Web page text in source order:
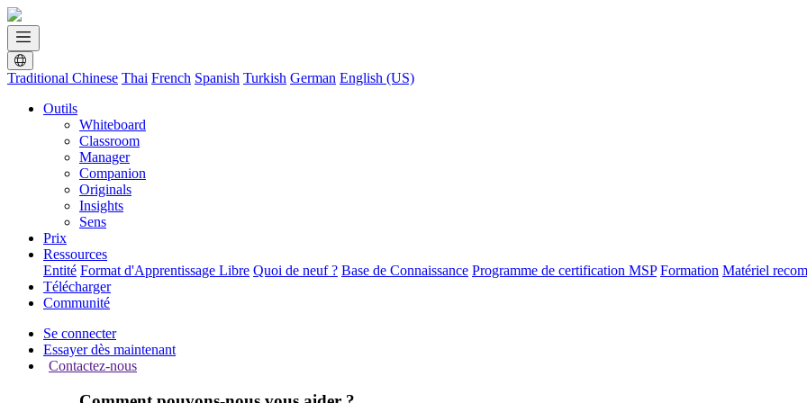
Traditional Chinese Thai French Spanish Turkish German English (US)
Outils
Whiteboard
Classroom
Manager
Companion
Originals
Insights
Sens
Prix
Ressources
Entité Format d'Apprentissage Libre Quoi de neuf ? Base de Connaissance Programme de certification MSP Formation Matériel
Télécharger
Communité
Se connecter
Essayer dès maintenant
Contactez-nous